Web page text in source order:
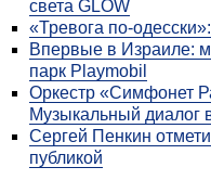
света GLOW
«Тревога по-
Впервые в Израиле:
парк Playmobil
Оркестр «Симфонет
Музыкальный диалог
Сергей Пенкин
публикой